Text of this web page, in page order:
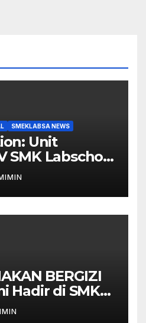
SMEKLABSA NEWS
Unit
SMK Labschool
Ambil
Event
BERGIZI
Hadir di SMK